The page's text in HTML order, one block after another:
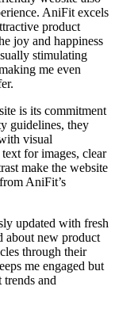
AniFit excels
product
joy and happiness
stimulating
me even
is its commitment
guidelines, they‌
visual
for images,⁢ clear
make the website
AniFit’s
⁢updated with fresh
about new product
through their
me engaged but
and